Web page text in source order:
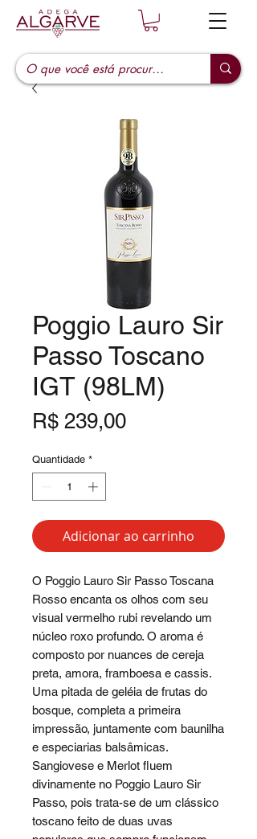
Poggio Lauro Sir
Passo Toscano
IGT (98LM)
R$ 239,00Preço
Quantidade *
Adicionar ao carrinho
O Poggio Lauro Sir Passo Toscana
Rosso encanta os olhos com seu
visual vermelho rubi revelando um
núcleo roxo profundo. O aroma é
composto por nuances de cereja
preta, amora, framboesa e cassis.
Uma pitada de geléia de frutas do
bosque, completa a primeira
impressão, juntamente com baunilha
e especiarias balsâmicas.
Sangiovese e Merlot fluem
divinamente no Poggio Lauro Sir
Passo, pois trata-se de um clássico
toscano feito de duas uvas